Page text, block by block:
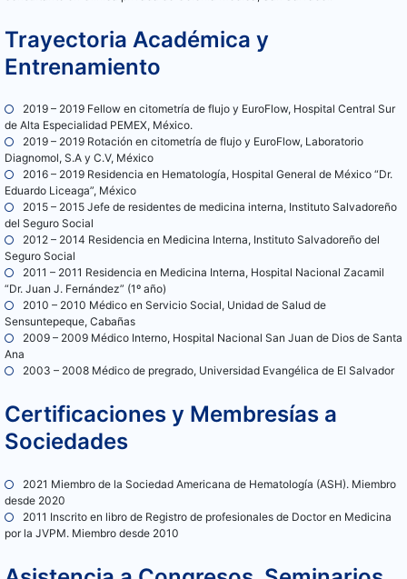
Trayectoria Académica y
Entrenamiento
2019 – 2019 Fellow en citometría de flujo y EuroFlow, Hospital Central Sur
de Alta Especialidad PEMEX, México.
2019 – 2019 Rotación en citometría de flujo y EuroFlow, Laboratorio
Diagnomol, S.A y C.V, México
2016 – 2019 Residencia en Hematología, Hospital General de México “Dr.
Eduardo Liceaga”, México
2015 – 2015 Jefe de residentes de medicina interna, Instituto Salvadoreño
del Seguro Social
2012 – 2014 Residencia en Medicina Interna, Instituto Salvadoreño del
Seguro Social
2011 – 2011 Residencia en Medicina Interna, Hospital Nacional Zacamil
“Dr. Juan J. Fernández” (1º año)
2010 – 2010 Médico en Servicio Social, Unidad de Salud de
Sensuntepeque, Cabañas
2009 – 2009 Médico Interno, Hospital Nacional San Juan de Dios de Santa
Ana
2003 – 2008 Médico de pregrado, Universidad Evangélica de El Salvador
Certificaciones y Membresías a
Sociedades
2021 Miembro de la Sociedad Americana de Hematología (ASH). Miembro
desde 2020
2011 Inscrito en libro de Registro de profesionales de Doctor en Medicina
por la JVPM. Miembro desde 2010